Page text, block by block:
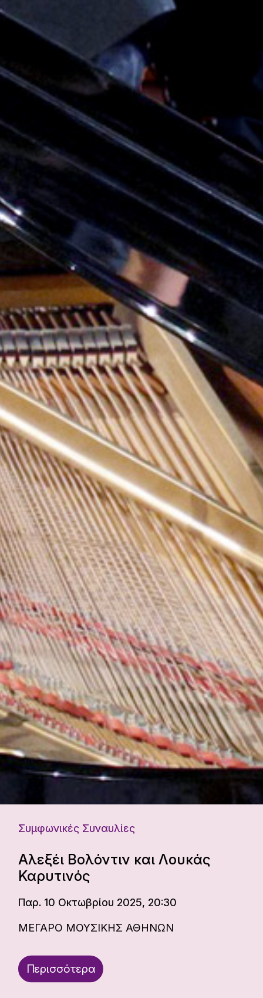
Συμφωνικές Συναυλίες
Αλεξέι Βολόντιν και Λουκάς
Καρυτινός
Παρ. 10 Οκτωβρίου 2025, 20:30
ΜΕΓΑΡΟ ΜΟΥΣΙΚΗΣ ΑΘΗΝΩΝ
Περισσότερα